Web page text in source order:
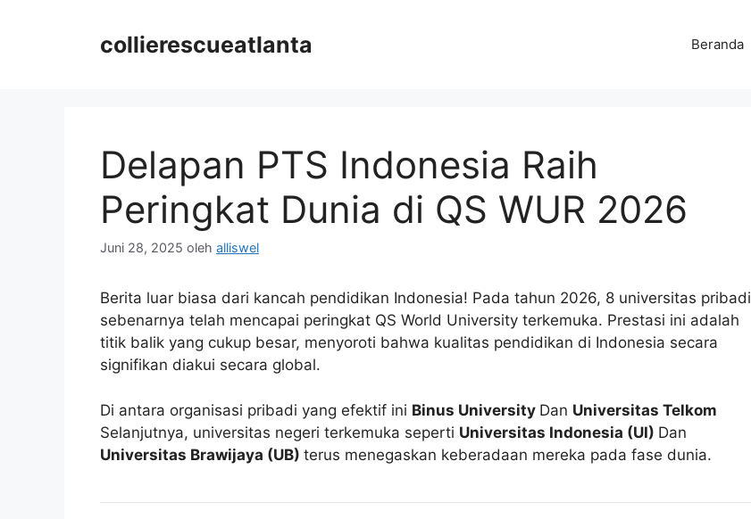
collierescueatlanta Beranda
Delapan PTS Indonesia Raih
Peringkat Dunia di QS WUR 2026
Juni 28, 2025 oleh alliswel
Berita luar biasa dari kancah pendidikan Indonesia! Pada tahun 2026, 8 universitas pribadi
sebenarnya telah mencapai peringkat QS World University terkemuka. Prestasi ini adalah
titik balik yang cukup besar, menyoroti bahwa kualitas pendidikan di Indonesia secara
signifikan diakui secara global.
Di antara organisasi pribadi yang efektif ini Binus University Dan Universitas Telkom
Selanjutnya, universitas negeri terkemuka seperti Universitas Indonesia (UI) Dan
Universitas Brawijaya (UB) terus menegaskan keberadaan mereka pada fase dunia.